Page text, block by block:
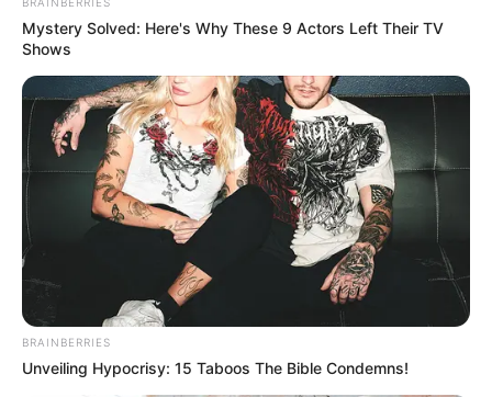
Mystery Solved: Here's Why These 9 Actors Left Their TV
Shows
BRAINBERRIES
Unveiling Hypocrisy: 15 Taboos The Bible Condemns!